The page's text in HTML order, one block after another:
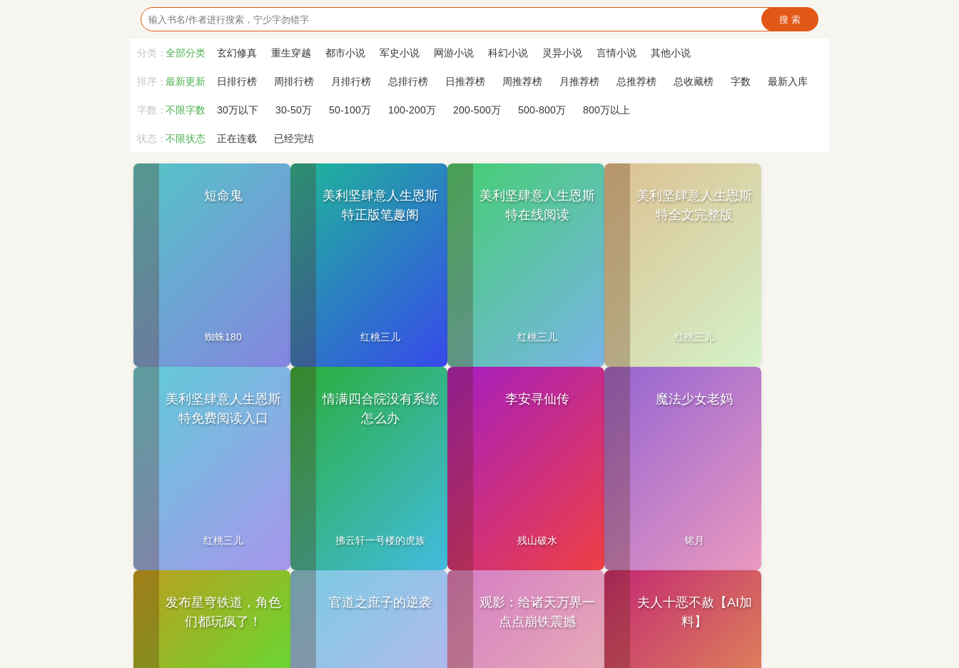
搜 索
分类：全部分类 玄幻修真 重生穿越 都市小说 军史小说 网游小说 科幻小说 灵异小说 言情小说 其他小说
排序： 日排行榜 周排行榜 月排行榜 总排行榜 日推荐榜 周推荐榜 月推荐榜 总推荐榜 总收藏榜 字数 最新入库
最新更新
字数：不限字数 30万以下 30-50万 50-100万 100-200万 200-500万 500-800万 800万以上
状态：不限状态 正在连载 已经完结
短命鬼
蜘蛛180
美利坚肆意人生恩斯
特正版笔趣阁
红桃三儿
美利坚肆意人生恩斯
特在线阅读
红桃三儿
美利坚肆意人生恩斯
特全文完整版
红桃三儿
美利坚肆意人生恩斯
特免费阅读入口
红桃三儿
情满四合院没有系统
怎么办
拂云轩一号楼的虎族
李安寻仙传
残山破水
魔法少女老妈
铭月
发布星穹铁道，角色
们都玩疯了！
官道之庶子的逆袭
观影：给诸天万界一
点点崩铁震撼
夫人十恶不赦【AI加
料】